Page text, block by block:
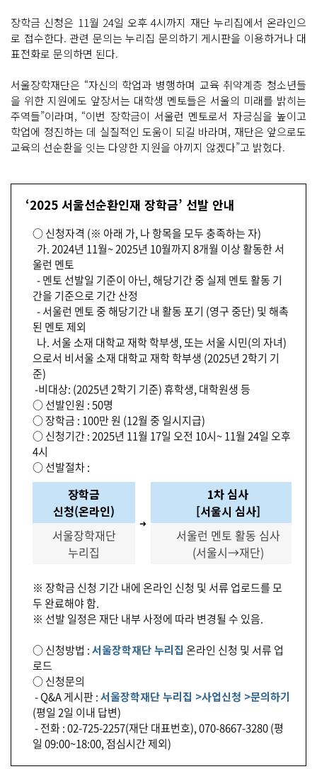
장학금 신청은 11월 24일 오후 4시까지 재단 누리집에서 온라인으
로 접수한다. 관련 문의는 누리집 문의하기 게시판을 이용하거나 대
표전화로 문의하면 된다.
서울장학재단은 “자신의 학업과 병행하며 교육 취약계층 청소년들
을 위한 지원에도 앞장서는 대학생 멘토들은 서울의 미래를 밝히는
주역들”이라며, “이번 장학금이 서울런 멘토로서 자긍심을 높이고
학업에 정진하는 데 실질적인 도움이 되길 바라며, 재단은 앞으로도
교육의 선순환을 잇는 다양한 지원을 아끼지 않겠다”고 밝혔다.
‘2025 서울선순환인재 장학금’ 선발 안내
○ 신청자격 (※ 아래 가, 나 항목을 모두 충족하는 자)
가. 2024년 11월~ 2025년 10월까지 8개월 이상 활동한 서
울런 멘토
- 멘토 선발일 기준이 아닌, 해당기간 중 실제 멘토 활동 기
간을 기준으로 기간 산정
- 서울런 멘토 중 해당기간 내 활동 포기 (영구 중단) 및 해촉
된 멘토 제외
나. 서울 소재 대학교 재학 학부생, 또는 서울 시민(의 자녀)
으로서 비서울 소재 대학교 재학 학부생 (2025년 2학기 기
준)
-비대상: (2025년 2학기 기준) 휴학생, 대학원생 등
○ 선발인원 : 50명
○ 장학금 : 100만 원 (12월 중 일시지급)
○ 신청기간 : 2025년 11월 17일 오전 10시~ 11월 24일 오후
4시
○ 선발절차 :
장학금
신청(온라인)
➜
1차 심사
[서울시 심사]
서울장학재단
누리집
서울런 멘토 활동 심사
(서울시→재단)
※ 장학금 신청 기간 내에 온라인 신청 및 서류 업로드를 모
두 완료해야 함.
※ 선발 일정은 재단 내부 사정에 따라 변경될 수 있음.
○ 신청방법 :서울장학재단 누리집 온라인 신청 및 서류 업
로드
○ 신청문의
- Q&A 게시판 :서울장학재단 누리집 >사업신청 >문의하기
(평일 2일 이내 답변)
- 전화 : 02-725-2257(재단 대표번호), 070-8667-3280 (평
일 09:00~18:00, 점심시간 제외)